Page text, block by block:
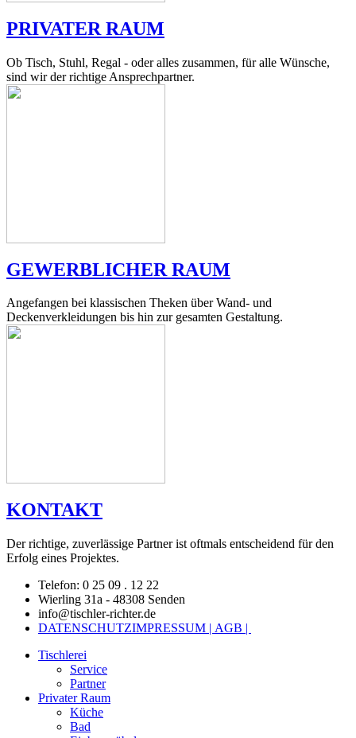
PRIVATER RAUM
Ob Tisch, Stuhl, Regal - oder alles zusammen, für alle Wünsche,
sind wir der richtige Ansprechpartner.
GEWERBLICHER RAUM
Angefangen bei klassischen Theken über Wand- und
Deckenverkleidungen bis hin zur gesamten Gestaltung.
KONTAKT
Der richtige, zuverlässige Partner ist oftmals entscheidend für den
Erfolg eines Projektes.
Telefon: 0 25 09 . 12 22
Wierling 31a - 48308 Senden
info@tischler-richter.de
DATENSCHUTZIMPRESSUM | AGB |
Tischlerei
Service
Partner
Privater Raum
Küche
Bad